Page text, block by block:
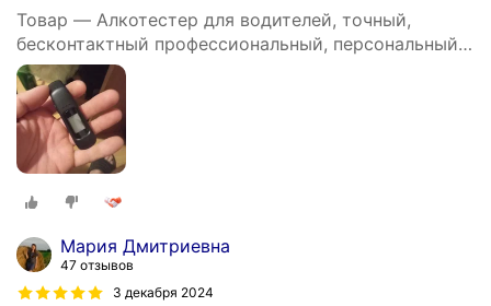
Товар — Алкотестер для водителей, точный,
бесконтактный профессиональный, персональный
DG shop
Мария Дмитриевна
47 отзывов
3 декабря 2024